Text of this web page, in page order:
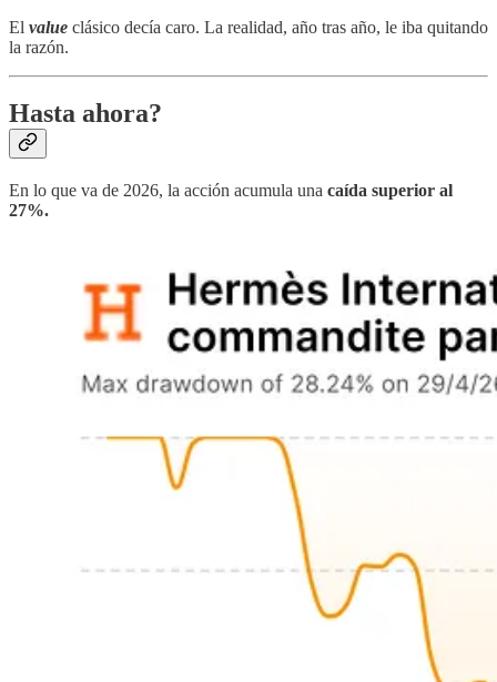
El value clásico decía caro. La realidad, año tras año, le iba quitando
la razón.
Hasta ahora?
En lo que va de 2026, la acción acumula una caída superior al
27%.